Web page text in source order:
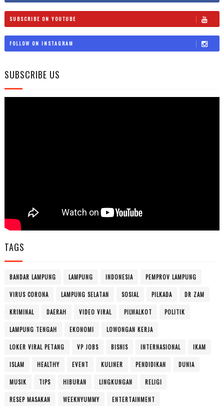
SUBSCRIBE ON YOUTUBE
FOLLOW ON INSTAGRAM
SUBSCRIBE US
TAGS
BANDAR LAMPUNG LAMPUNG INDONESIA PEMPROV LAMPUNG
VIRUS CORONA LAMPUNG SELATAN SOSIAL PILKADA DR ZAM
KRIMINAL DAERAH VIDEO VIRAL PILWALKOT POLITIK
LAMPUNG TENGAH EKONOMI LOWONGAN KERJA
LOKER VIRAL PETANG VP JOBS BISNIS INTERNASIONAL IKAM
ISLAM HEALTHY EVENT KULINER PENDIDIKAN DUNIA
MUSIK TIPS HIBURAN LINGKUNGAN RELIGI
RESEP MASAKAN WEEKNYUMMY ENTERTAINMENT